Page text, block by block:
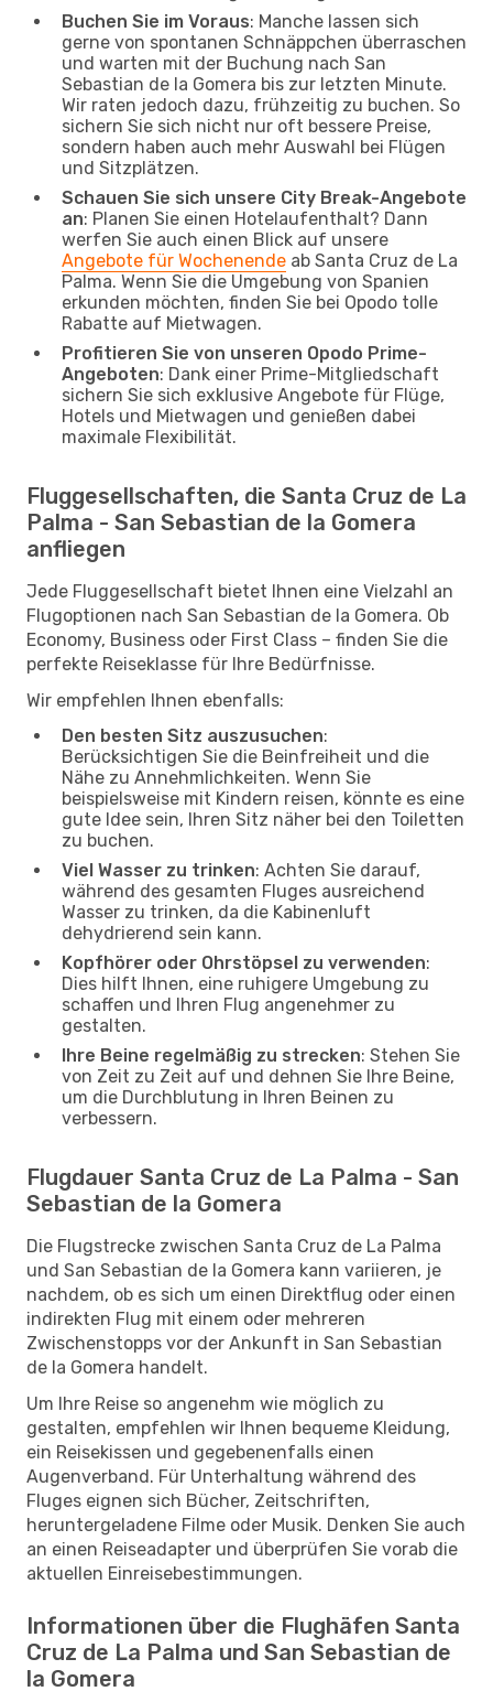
Buchen Sie im Voraus: Manche lassen sich
gerne von spontanen Schnäppchen überraschen
und warten mit der Buchung nach San
Sebastian de la Gomera bis zur letzten Minute.
Wir raten jedoch dazu, frühzeitig zu buchen. So
sichern Sie sich nicht nur oft bessere Preise,
sondern haben auch mehr Auswahl bei Flügen
und Sitzplätzen.
Schauen Sie sich unsere City Break-Angebote
an: Planen Sie einen Hotelaufenthalt? Dann
werfen Sie auch einen Blick auf unsere
Angebote für Wochenende ab Santa Cruz de La
Palma. Wenn Sie die Umgebung von Spanien
erkunden möchten, finden Sie bei Opodo tolle
Rabatte auf Mietwagen.
Profitieren Sie von unseren Opodo Prime-
Angeboten: Dank einer Prime-Mitgliedschaft
sichern Sie sich exklusive Angebote für Flüge,
Hotels und Mietwagen und genießen dabei
maximale Flexibilität.
Fluggesellschaften, die Santa Cruz de La
Palma - San Sebastian de la Gomera
anfliegen
Jede Fluggesellschaft bietet Ihnen eine Vielzahl an
Flugoptionen nach San Sebastian de la Gomera. Ob
Economy, Business oder First Class – finden Sie die
perfekte Reiseklasse für Ihre Bedürfnisse.
Wir empfehlen Ihnen ebenfalls:
Den besten Sitz auszusuchen:
Berücksichtigen Sie die Beinfreiheit und die
Nähe zu Annehmlichkeiten. Wenn Sie
beispielsweise mit Kindern reisen, könnte es eine
gute Idee sein, Ihren Sitz näher bei den Toiletten
zu buchen.
Viel Wasser zu trinken: Achten Sie darauf,
während des gesamten Fluges ausreichend
Wasser zu trinken, da die Kabinenluft
dehydrierend sein kann.
Kopfhörer oder Ohrstöpsel zu verwenden:
Dies hilft Ihnen, eine ruhigere Umgebung zu
schaffen und Ihren Flug angenehmer zu
gestalten.
Ihre Beine regelmäßig zu strecken: Stehen Sie
von Zeit zu Zeit auf und dehnen Sie Ihre Beine,
um die Durchblutung in Ihren Beinen zu
verbessern.
Flugdauer Santa Cruz de La Palma - San
Sebastian de la Gomera
Die Flugstrecke zwischen Santa Cruz de La Palma
und San Sebastian de la Gomera kann variieren, je
nachdem, ob es sich um einen Direktflug oder einen
indirekten Flug mit einem oder mehreren
Zwischenstopps vor der Ankunft in San Sebastian
de la Gomera handelt.
Um Ihre Reise so angenehm wie möglich zu
gestalten, empfehlen wir Ihnen bequeme Kleidung,
ein Reisekissen und gegebenenfalls einen
Augenverband. Für Unterhaltung während des
Fluges eignen sich Bücher, Zeitschriften,
heruntergeladene Filme oder Musik. Denken Sie auch
an einen Reiseadapter und überprüfen Sie vorab die
aktuellen Einreisebestimmungen.
Informationen über die Flughäfen Santa
Cruz de La Palma und San Sebastian de
la Gomera